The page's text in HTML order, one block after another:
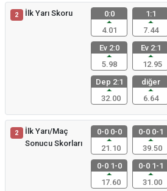
2 İlk Yarı Skoru
0:0
4.01
1:1
7.44
Ev 2:0
5.98
Ev 2:1
12.95
Dep 2:1
32.00
diğer
6.64
2
İlk Yarı/Maç
Sonucu Skorları
0-0 0-0
21.10
0-0 0-1
39.50
0-0 1-0
17.60
0-0 1-1
31.00